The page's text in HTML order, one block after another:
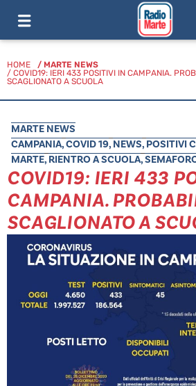
HOME / MARTE NEWS
/ COVID19: IERI 433 POSITIVI IN CAMPANIA.
SCAGLIONATO A SCUOLA
MARTE NEWS
CAMPANIA,COVID 19, NEWS, POSITIVI
MARTE, RIENTRO A SCUOLA,
COVID19: IERI 433
CAMPANIA.
SCAGLIONATO A